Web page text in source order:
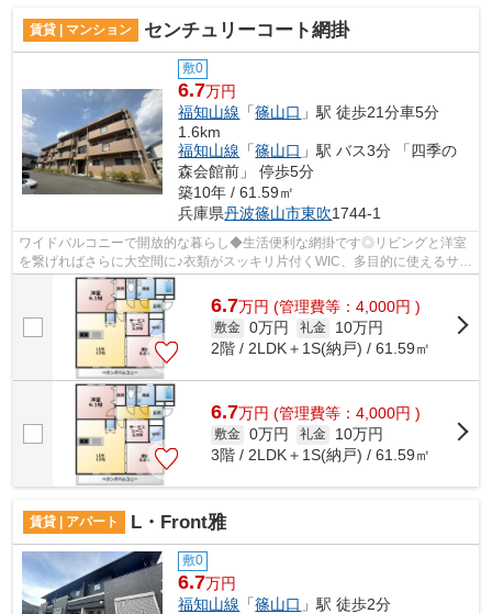
賃貸 | マンション センチュリーコート網掛
敷0
6.7万円
福知山線 「篠山口 」駅 徒歩21分車5分
1.6km
福知山線 「篠山口 」駅 バス3分 「四季の
森会館前」 停歩5分
築10年 / 61.59㎡
兵庫県丹波篠山市東吹1744-1
ワイドバルコニーで開放的な暮らし◆生活便利な網掛です◎リビングと洋室
を繋げればさらに大空間に♪衣類がスッキリ片付くWIC、多目的に使えるサー
ビスルーム、外部物置など充実の収納で...
6.7万円 (管理費等：4,000円 )
敷金 0万円 礼金
10万円
2階 / 2LDK＋1S(納戸) / 61.59㎡
6.7万円 (管理費等：4,000円 )
敷金 0万円 礼金
10万円
3階 / 2LDK＋1S(納戸) / 61.59㎡
賃貸 | アパート L・Front雅
敷0
6.7万円
福知山線 「篠山口 」駅 徒歩2分